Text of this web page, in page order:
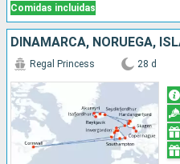
Comidas incluidas
Regal Princess 28 d